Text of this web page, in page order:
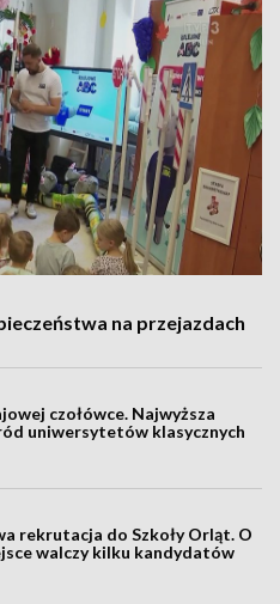
na przejazdach
czołówce. Najwyższa
uniwersytetów klasycznych
rekrutacja do Szkoły Orląt. O
walczy kilku kandydatów